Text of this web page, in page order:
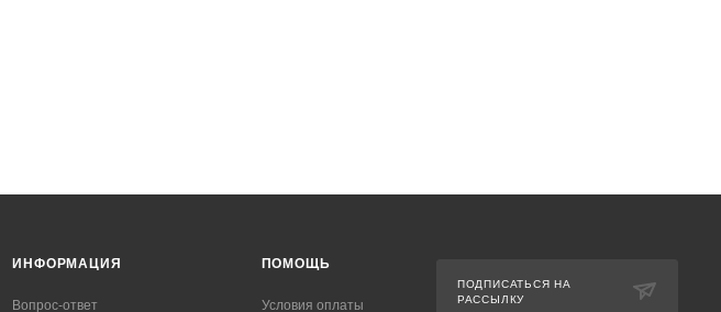
ИНФОРМАЦИЯ
Вопрос-ответ
ПОМОЩЬ
Условия оплаты
ПОДПИСАТЬСЯ НА
РАССЫЛКУ